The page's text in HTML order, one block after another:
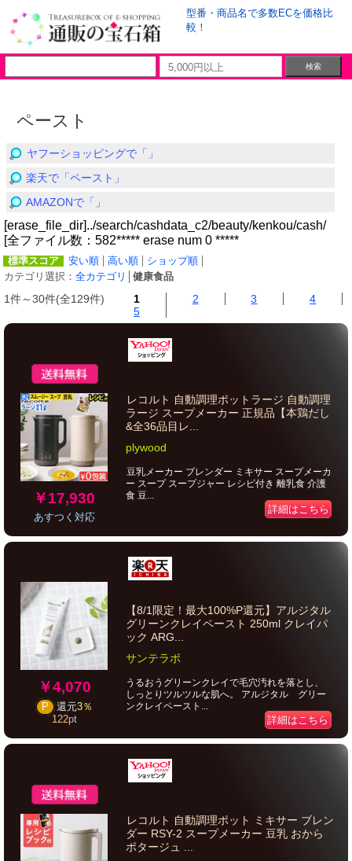
型番・商品名で多数ECを価格比
較！
ペースト
ヤフーショッピングで「」
楽天で「ペースト」
AMAZONで「」
[erase_file_dir]../search/cashdata_c2/beauty/kenkou/cash/
[全ファイル数：582***** erase num 0 *****
標準スコア 安い順 高い順
ショップ順
カテゴリ選択： 全カテゴリ 健康食品
1件～30件(全129件) 1 2 3
4
5
￥17,930
あすつく対応
レコルト 自動調理ポットラージ 自動調理
ラージ スープメーカー 正規品【本鶏だし
&全36品目レ...
plywood
豆乳メーカー ブレンダー ミキサー スープメーカ
ー スープ スープジャー レシピ付き 離乳食 介護
食 豆...
詳細はこちら
￥4,070
P 還元3％
122pt
【8/1限定！最大100%P還元】アルジタル
グリーンクレイペースト 250ml クレイパ
ック ARG...
サンテラボ
うるおうグリーンクレイで毛穴汚れを落とし、
しっとりツルツルな肌へ。 アルジタル グリー
ンクレイペースト...
詳細はこちら
レコルト 自動調理ポット ミキサー ブレン
ダー RSY-2 スープメーカー 豆乳 おから
ポタージュ ...